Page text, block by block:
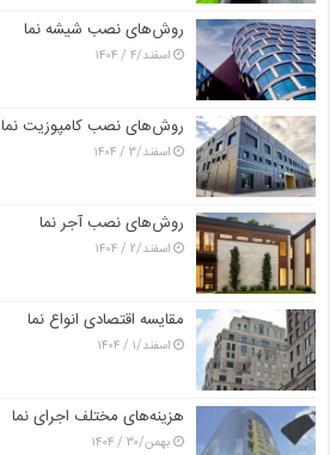
روش‌های نصب شیشه نما
اسفند/۴ / ۱۴۰۴
روش‌های نصب کامپوزیت نما
اسفند/۳ / ۱۴۰۴
روش‌های نصب آجر نما
اسفند/۲ / ۱۴۰۴
مقایسه اقتصادی انواع نما
اسفند/۱ / ۱۴۰۴
هزینه‌های مختلف اجرای نما
بهمن/۳۰ / ۱۴۰۴